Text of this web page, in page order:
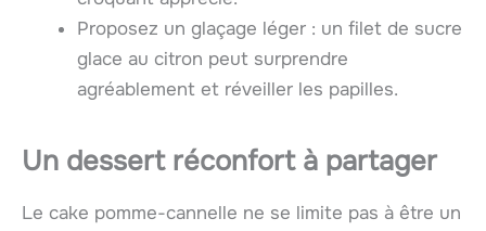
Proposez un glaçage léger : un filet de sucre
glace au citron peut surprendre
agréablement et réveiller les papilles.
Un dessert réconfort à partager
Le cake pomme-cannelle ne se limite pas à être un